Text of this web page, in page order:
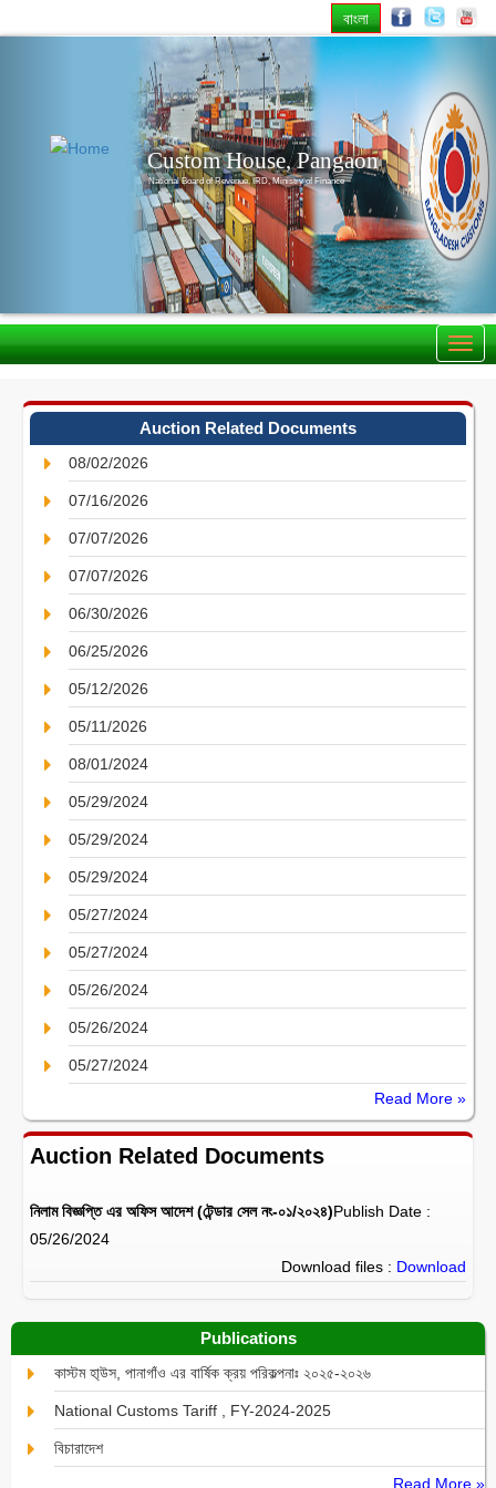
বাংলা
Custom House, Pangaon
National Board of Revenue, IRD, Ministry of Finance
Auction Related Documents
08/02/2026
07/16/2026
07/07/2026
07/07/2026
06/30/2026
06/25/2026
05/12/2026
05/11/2026
08/01/2024
05/29/2024
05/29/2024
05/29/2024
05/27/2024
05/27/2024
05/26/2024
05/26/2024
05/27/2024
Read More »
Auction Related Documents
নিলাম বিজ্ঞপ্তি এর অফিস আদেশ (টেন্ডার সেল নং-০১/২০২৪)Publish Date :
05/26/2024
Download files : Download
Publications
কাস্টম হা্উস, পানাগাঁও এর বার্ষিক ক্রয় পরিকল্পনাঃ ২০২৫-২০২৬
National Customs Tariff , FY-2024-2025
বিচারাদেশ
Read More »